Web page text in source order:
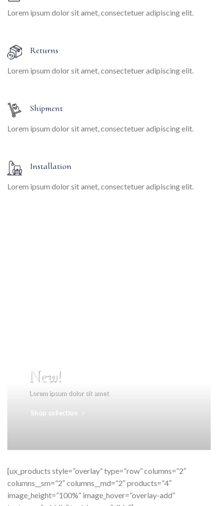
Lorem ipsum dolor sit amet, consectetuer adipiscing elit.
Returns
Lorem ipsum dolor sit amet, consectetuer adipiscing elit.
Shipment
Lorem ipsum dolor sit amet, consectetuer adipiscing elit.
Installation
Lorem ipsum dolor sit amet, consectetuer adipiscing elit.
[ux_products style=”overlay” type=”row” columns=”2″
columns__sm=”2″ columns__md=”2″ products=”4″
image_height=”100%” image_hover=”overlay-add”
New!
Lorem ipsum dolor sit amet
Shop collection